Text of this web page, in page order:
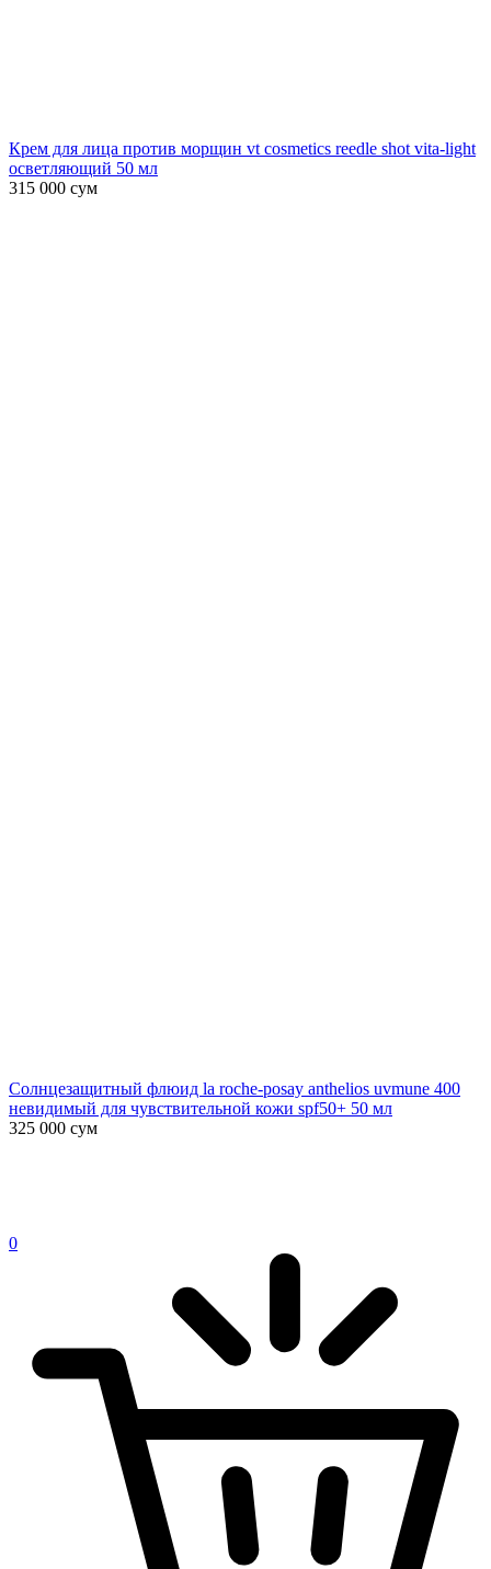
Крем для лица против морщин vt cosmetics reedle shot vita-light
осветляющий 50 мл
315 000 сум
Солнцезащитный флюид la roche-posay anthelios uvmune 400
невидимый для чувствительной кожи spf50+ 50 мл
325 000 сум
0